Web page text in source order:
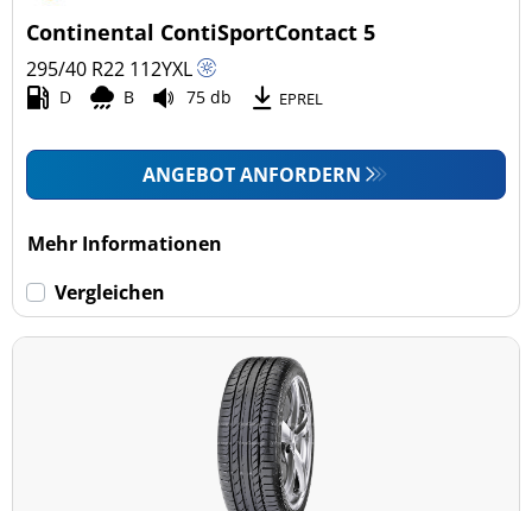
Continental ContiSportContact 5
295/40 R22 112YXL
D B 75 db EPREL
ANGEBOT ANFORDERN
Mehr Informationen
Vergleichen